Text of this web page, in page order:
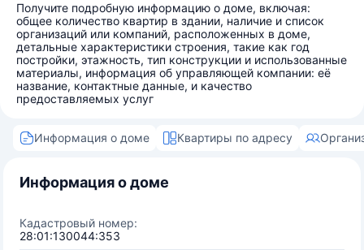
Получите подробную информацию о доме, включая:
общее количество квартир в здании, наличие и список
организаций или компаний, расположенных в доме,
детальные характеристики строения, такие как год
постройки, этажность, тип конструкции и использованные
материалы, информация об управляющей компании: её
название, контактные данные, и качество
предоставляемых услуг
Информация о доме Квартиры по адресу
Информация о доме
Кадастровый номер:
28:01:130044:353